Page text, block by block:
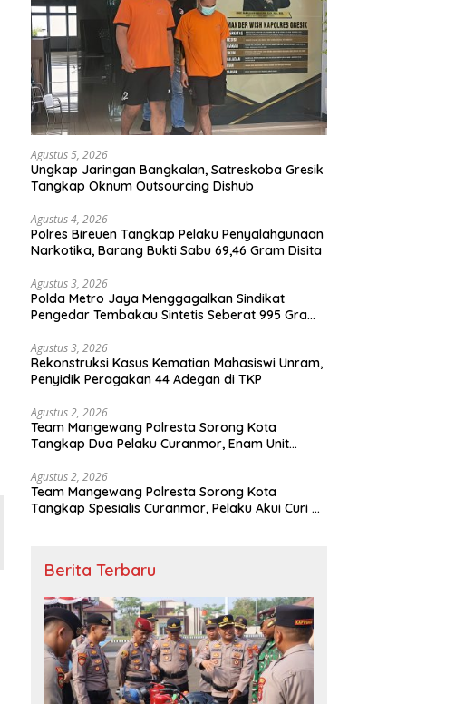
Agustus 5, 2026
Ungkap Jaringan Bangkalan, Satreskoba Gresik
Tangkap Oknum Outsourcing Dishub
Agustus 4, 2026
Polres Bireuen Tangkap Pelaku Penyalahgunaan
Narkotika, Barang Bukti Sabu 69,46 Gram Disita
Agustus 3, 2026
Polda Metro Jaya Menggagalkan Sindikat
Pengedar Tembakau Sintetis Seberat 995 Gram
Melalui Media Sosial
Agustus 3, 2026
Rekonstruksi Kasus Kematian Mahasiswi Unram,
Penyidik Peragakan 44 Adegan di TKP
Agustus 2, 2026
Team Mangewang Polresta Sorong Kota
Tangkap Dua Pelaku Curanmor, Enam Unit
Agustus 2, 2026
Team Mangewang Polresta Sorong Kota
Tangkap Spesialis Curanmor, Pelaku Akui Curi 29
Berita Terbaru